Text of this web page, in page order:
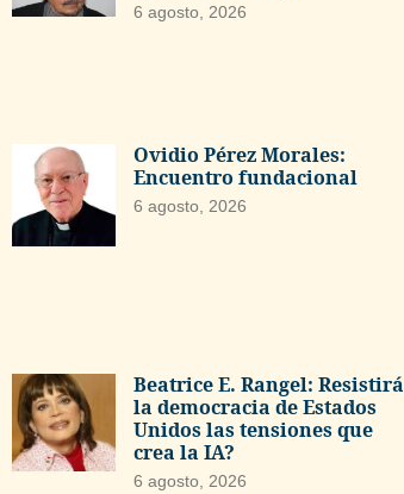
6 agosto, 2026
Ovidio Pérez Morales:
Encuentro fundacional
6 agosto, 2026
Beatrice E. Rangel: Resistirá
la democracia de Estados
Unidos las tensiones que
crea la IA?
6 agosto, 2026